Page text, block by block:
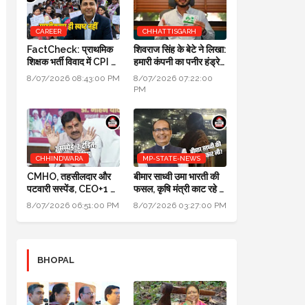
CAREER
FactCheck: प्राथमिक
शिक्षक भर्ती विवाद में CPI का
स्पष्टीकरण ही स्पष्ट नहीं
8/07/2026 08:43:00 PM
CHHATTISGARH
शिवराज सिंह के बेटे ने लिखा:
हमारी कंपनी का पनीर हंड्रेड
परसेंट प्योर है, लैब रिपोर्ट आ
गई है
8/07/2026 07:22:00
PM
CHHINDWARA
CMHO, तहसीलदार और
पटवारी सस्पेंड, CEO+1 का
सैलरी इंक्रीमेंट स्टॉप,
8/07/2026 06:51:00 PM
MP-STATE-NEWS
बीमार साध्वी उमा भारती की
फसल, कृषि मंत्री काट रहे हैं:
पॉलिटिक्स गजब है @ दतिया
8/07/2026 03:27:00 PM
BHOPAL